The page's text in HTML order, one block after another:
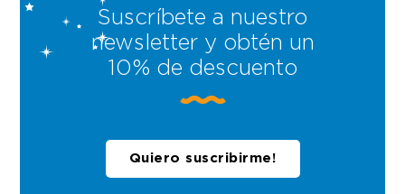
Suscríbete a nuestro
newsletter y obtén un
10% de descuento
Quiero suscribirme!